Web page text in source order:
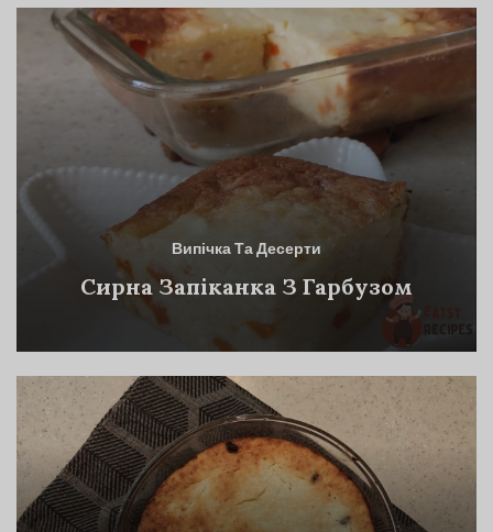
Випічка Та Десерти
Сирна Запіканка З Гарбузом